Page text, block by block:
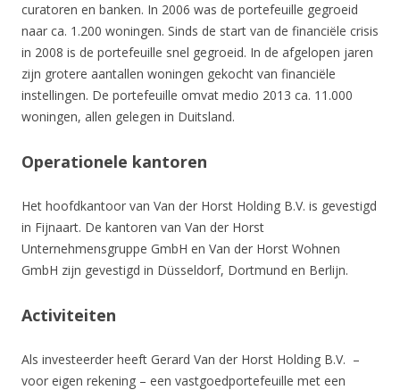
curatoren en banken. In 2006 was de portefeuille gegroeid
naar ca. 1.200 woningen. Sinds de start van de financiële crisis
in 2008 is de portefeuille snel gegroeid. In de afgelopen jaren
zijn grotere aantallen woningen gekocht van financiële
instellingen. De portefeuille omvat medio 2013 ca. 11.000
woningen, allen gelegen in Duitsland.
Operationele kantoren
Het hoofdkantoor van Van der Horst Holding B.V. is gevestigd
in Fijnaart. De kantoren van Van der Horst
Unternehmensgruppe GmbH en Van der Horst Wohnen
GmbH zijn gevestigd in Düsseldorf, Dortmund en Berlijn.
Activiteiten
Als investeerder heeft Gerard Van der Horst Holding B.V. –
voor eigen rekening – een vastgoedportefeuille met een